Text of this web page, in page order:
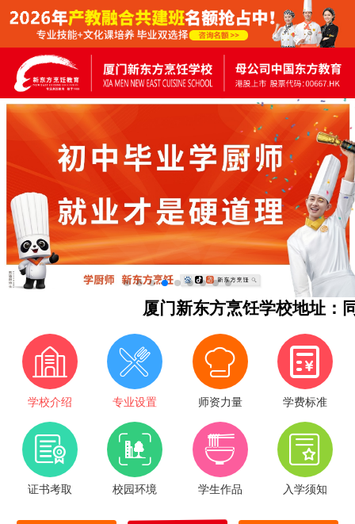
厦门新东方烹饪学校地址：同
学校介绍 专业设置 师资力量 学费标准
证书考取 校园环境 学生作品 入学须知